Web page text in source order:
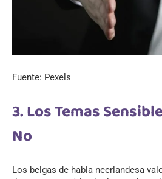
Fuente: Pexels
3. Los Temas
No
Los belgas de habla neerlandesa